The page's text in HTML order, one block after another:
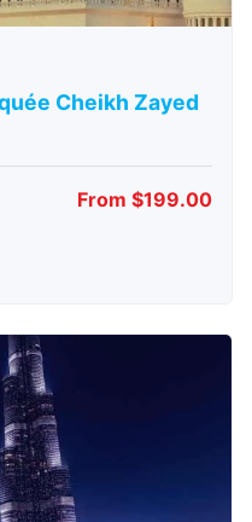
Cheikh Zayed
From $199.00